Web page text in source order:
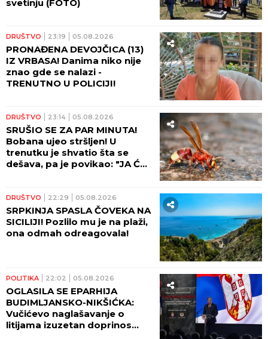
svetinju (FOTO)
DRUŠTVO 23:19 05.08.2026
PRONAĐENA DEVOJČICA (13)
IZ VRBASA! Danima niko nije
znao gde se nalazi -
TRENUTNO U POLICIJI!
DRUŠTVO 23:14 05.08.2026
SRUŠIO SE ZA PAR MINUTA!
Bobana ujeo stršljen! U
trenutku je shvatio šta se
dešava, pa je povikao: "JA ĆU
DRUŠTVO 22:29 05.08.2026
SRPKINJA SPASLA ČOVEKA NA
SICILIJI! Pozlilo mu je na plaži,
ona odmah odreagovala!
POLITIKA 22:02 05.08.2026
OGLASILA SE EPARHIJA
BUDIMLJANSKO-NIKŠIĆKA:
Vučićevo naglašavanje o
litijama izuzetan doprinos